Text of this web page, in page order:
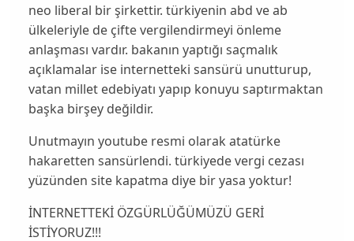
neo liberal bir şirkettir. türkiyenin abd ve ab
ülkeleriyle de çifte vergilendirmeyi önleme
anlaşması vardır. bakanın yaptığı saçmalık
açıklamalar ise internetteki sansürü unutturup,
vatan millet edebiyatı yapıp konuyu saptırmaktan
başka birşey değildir.
Unutmayın youtube resmi olarak atatürke
hakaretten sansürlendi. türkiyede vergi cezası
yüzünden site kapatma diye bir yasa yoktur!
İNTERNETTEKİ ÖZGÜRLÜĞÜMÜZÜ GERİ
İSTİYORUZ!!!